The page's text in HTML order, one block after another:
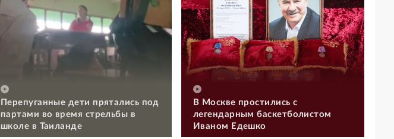
Перепуганные дети прятались под
партами во время стрельбы в
школе в Таиланде
В Москве простились с
легендарным баскетболистом
Иваном Едешко